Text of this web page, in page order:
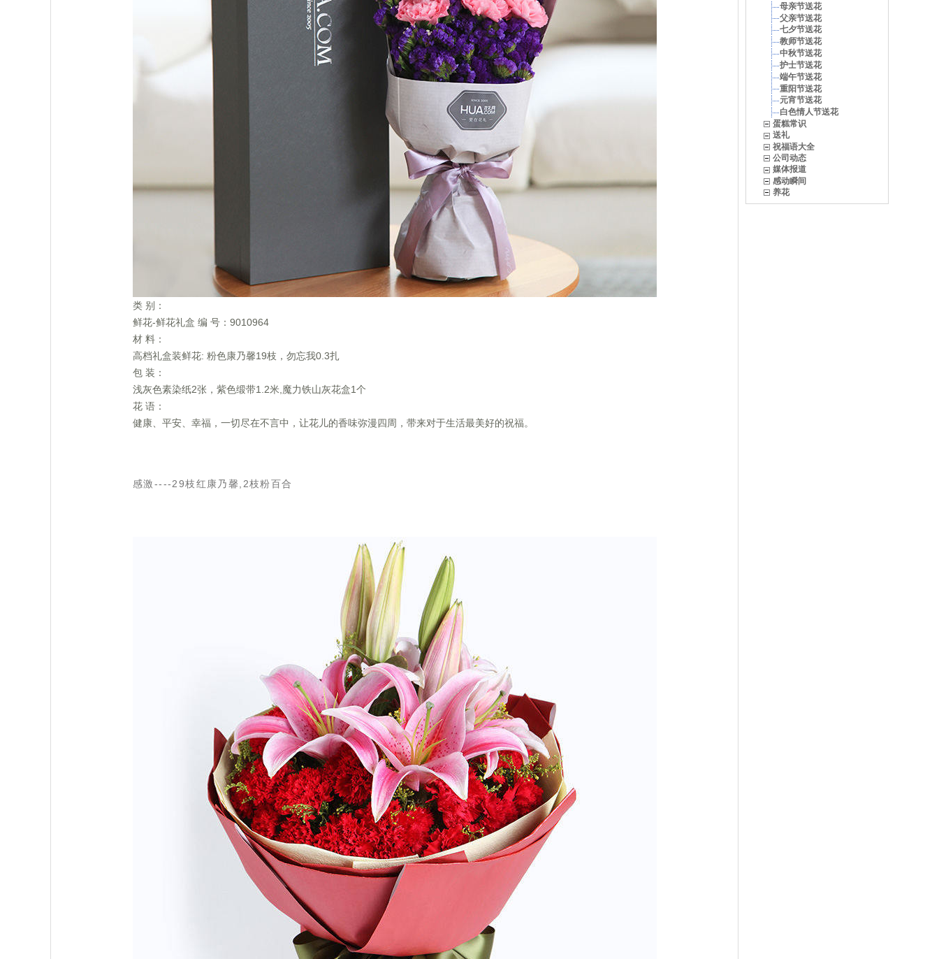
类 别：
鲜花-鲜花礼盒 编 号：9010964
材 料：
高档礼盒装鲜花: 粉色康乃馨19枝，勿忘我0.3扎
包 装：
浅灰色素染纸2张，紫色缎带1.2米,魔力铁山灰花盒1个
花 语：
健康、平安、幸福，一切尽在不言中，让花儿的香味弥漫四周，带来对于生活最美好的祝福。
感激----29枝红康乃馨,2枝粉百合
母亲节送花
父亲节送花
七夕节送花
教师节送花
中秋节送花
护士节送花
端午节送花
重阳节送花
元宵节送花
白色情人节送花
蛋糕常识
送礼
祝福语大全
公司动态
媒体报道
感动瞬间
养花